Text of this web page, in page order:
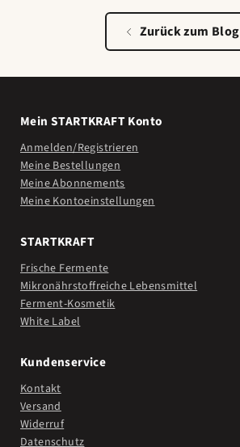
Zurück zum Blog
Mein STARTKRAFT Konto
Anmelden/Registrieren
Meine Bestellungen
Meine Abonnements
Meine Kontoeinstellungen
STARTKRAFT
Frische Fermente
Mikronährstoffreiche Lebensmittel
Ferment-Kosmetik
White Label
Kundenservice
Kontakt
Versand
Widerruf
Datenschutz